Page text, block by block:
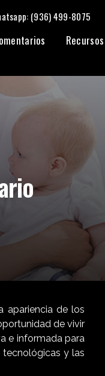
(936) 499-8075
apariencia de los
de vivir
e informada para
tecnológicas y las